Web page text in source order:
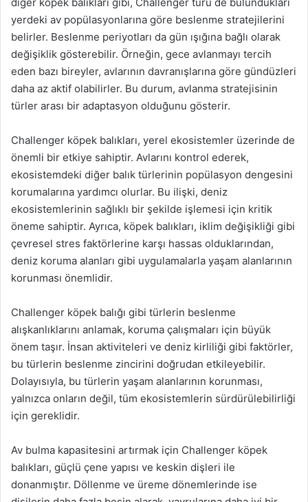
yerdeki av popülasyonlarına göre beslenme stratejilerini
belirler. Beslenme periyotları da gün ışığına bağlı olarak
değişiklik gösterebilir. Örneğin, gece avlanmayı tercih
eden bazı bireyler, avlarının davranışlarına göre gündüzleri
daha az aktif olabilirler. Bu durum, avlanma stratejisinin
türler arası bir adaptasyon olduğunu gösterir.
Challenger köpek balıkları, yerel ekosistemler üzerinde de
önemli bir etkiye sahiptir. Avlarını kontrol ederek,
ekosistemdeki diğer balık türlerinin popülasyon dengesini
korumalarına yardımcı olurlar. Bu ilişki, deniz
ekosistemlerinin sağlıklı bir şekilde işlemesi için kritik
öneme sahiptir. Ayrıca, köpek balıkları, iklim değişikliği gibi
çevresel stres faktörlerine karşı hassas olduklarından,
deniz koruma alanları gibi uygulamalarla yaşam alanlarının
korunması önemlidir.
Challenger köpek balığı gibi türlerin beslenme
alışkanlıklarını anlamak, koruma çalışmaları için büyük
önem taşır. İnsan aktiviteleri ve deniz kirliliği gibi faktörler,
bu türlerin beslenme zincirini doğrudan etkileyebilir.
Dolayısıyla, bu türlerin yaşam alanlarının korunması,
yalnızca onların değil, tüm ekosistemlerin sürdürülebilirliği
için gereklidir.
Av bulma kapasitesini artırmak için Challenger köpek
balıkları, güçlü çene yapısı ve keskin dişleri ile
donanmıştır. Döllenme ve üreme dönemlerinde ise